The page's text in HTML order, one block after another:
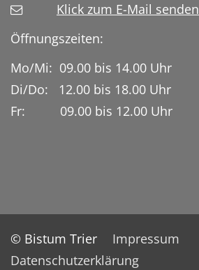
Klick zum E-Mail senden
Öffnungszeiten:
Mo/Mi: 09.00 bis 14.00 Uhr
Di/Do: 12.00 bis 18.00 Uhr
Fr: 09.00 bis 12.00 Uhr
© Bistum Trier
Impressum
Datenschutzerklärung